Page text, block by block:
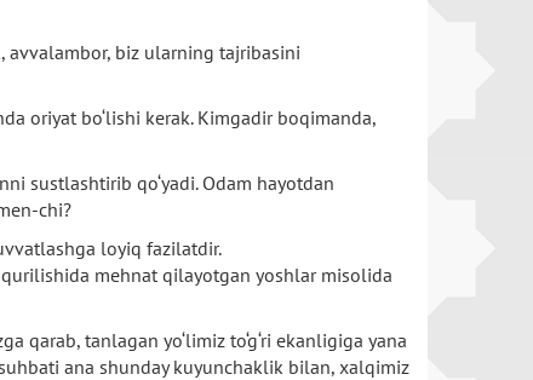
avvalambor, biz ularning tajribasini
oriyat bo‘lishi kerak. Kimgadir boqimanda,
sustlashtirib qo‘yadi. Odam hayotdan
chi?
loyiq fazilatdir.
mehnat qilayotgan yoshlar misolida
qarab, tanlagan yo‘limiz to‘g‘ri ekanligiga yana
ana shunday kuyunchaklik bilan, xalqimiz